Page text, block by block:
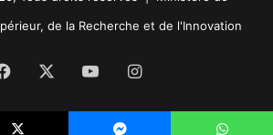
de la Recherche et de l'Innovation
Facebook YouTubeInstagram